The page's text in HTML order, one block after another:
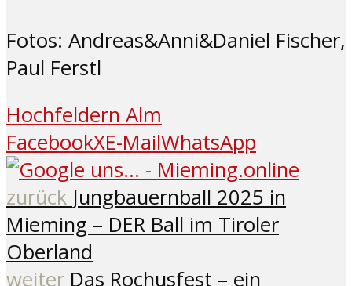
Fotos: Andreas&Anni&Daniel Fischer,
Paul Ferstl
Hochfeldern Alm
FacebookXE-MailWhatsApp
zurück Jungbauernball 2025 in
Mieming – DER Ball im Tiroler
Oberland
weiter Das Rochusfest – ein